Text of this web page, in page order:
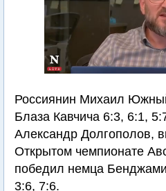
Россиянин Михаил
Блаза Кавчича 6:3, 6:1,
Александр Долгополов,
Открытом чемпионате
победил немца
3:6, 7:6.